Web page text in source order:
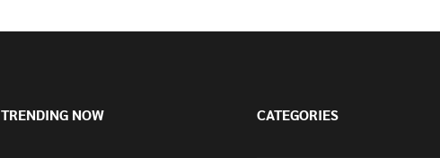
TRENDING NOW CATEGORIES